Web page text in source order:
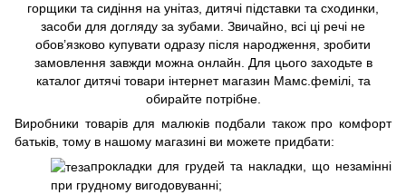
горщики та сидіння на унітаз, дитячі підставки та сходинки,
засоби для догляду за зубами. Звичайно, всі ці речі не
обов’язково купувати одразу після народження, зробити
замовлення завжди можна онлайн. Для цього заходьте в
каталог дитячі товари інтернет магазин Мамс.фемілі, та
обирайте потрібне.
Виробники товарів для малюків подбали також про комфорт
батьків, тому в нашому магазині ви можете придбати:
прокладки для грудей та накладки, що незамінні
при грудному вигодовуванні;